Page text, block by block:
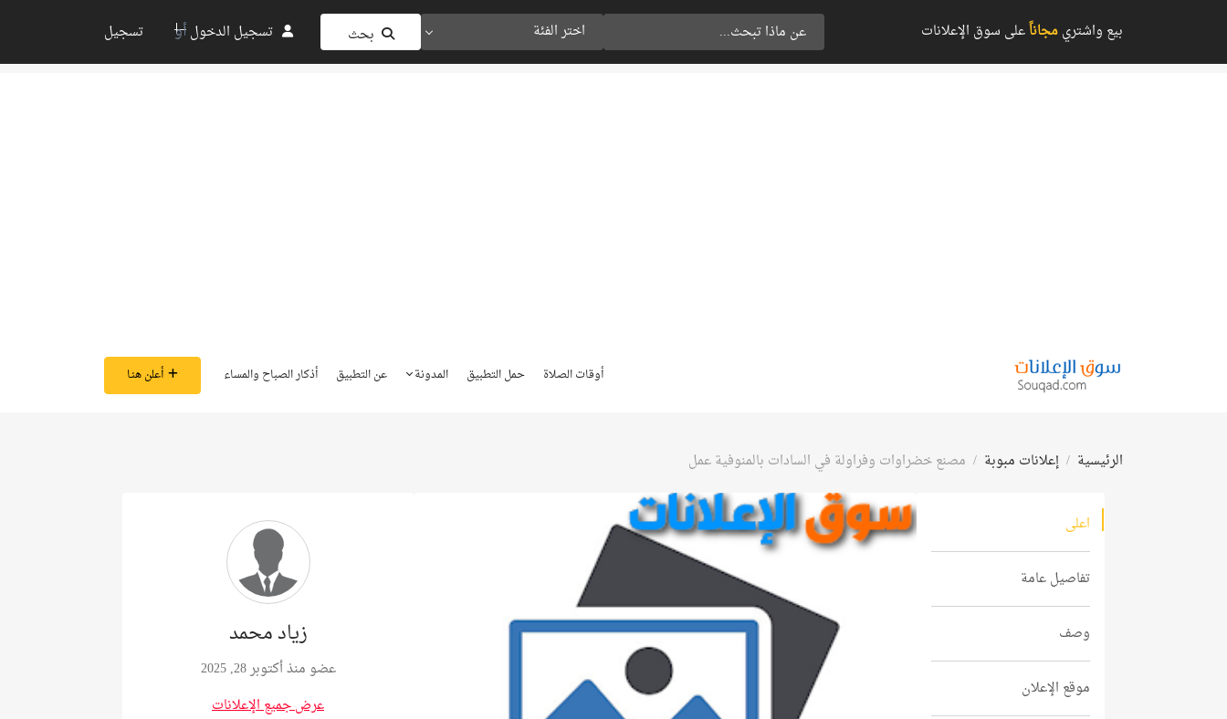
بيع واشتريمجاناًعلى سوق الإعلانات اختر الفئة بحث تسجيل الدخولأو تسجيل
أوقات الصلاة حمل التطبيق المدونة عن التطبيق أذكار الصباح والمساء أعلن هنـا
الرئيسية إعلانات مبوبة مصنع خضراوات وفراولة في السادات بالمنوفية عمل
اعلى
تفاصيل عامة
وصف
موقع الإعلان
زياد محمد
عضو منذ أكتوبر 28, 2025
عرض جميع الإعلانات